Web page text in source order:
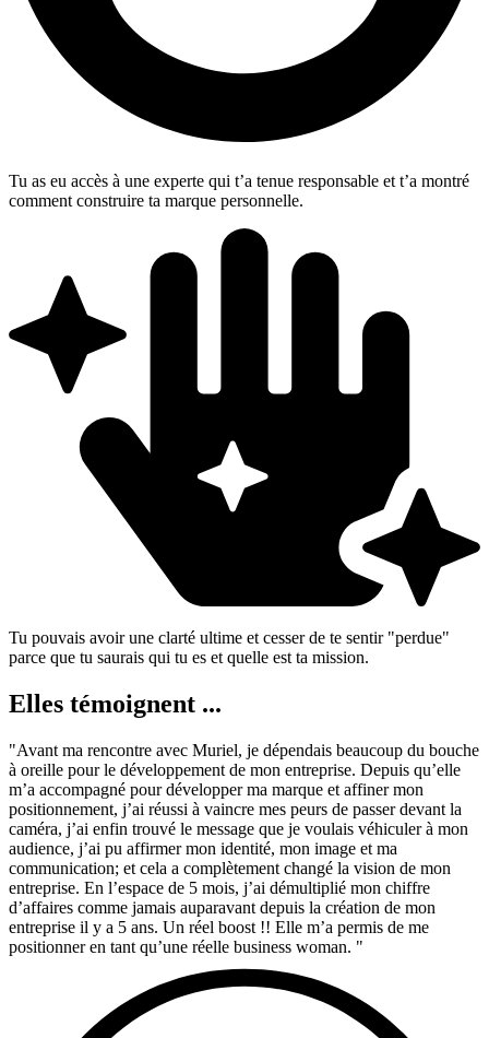
Tu as eu accès à une experte qui t’a tenue responsable et t’a montré
comment construire ta marque personnelle.
Tu pouvais avoir une clarté ultime et cesser de te sentir "perdue"
parce que tu saurais qui tu es et quelle est ta mission.
Elles témoignent ...
"Avant ma rencontre avec Muriel, je dépendais beaucoup du bouche
à oreille pour le développement de mon entreprise. Depuis qu’elle
m’a accompagné pour développer ma marque et affiner mon
positionnement, j’ai réussi à vaincre mes peurs de passer devant la
caméra, j’ai enfin trouvé le message que je voulais véhiculer à mon
audience, j’ai pu affirmer mon identité, mon image et ma
communication; et cela a complètement changé la vision de mon
entreprise. En l’espace de 5 mois, j’ai démultiplié mon chiffre
d’affaires comme jamais auparavant depuis la création de mon
entreprise il y a 5 ans. Un réel boost !! Elle m’a permis de me
positionner en tant qu’une réelle business woman. "